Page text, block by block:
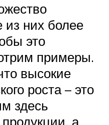
из них более
это
примеры.
высокие
роста – это
здесь
а